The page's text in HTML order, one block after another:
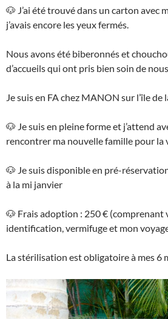
🐶 J’ai été trouvé dans un carton avec
j’avais encore les yeux fermés.
Nous avons été biberonnés et
d’accueils qui ont pris bien soin de
Je suis en FA chez MANON sur l’île de
🐶 Je suis en pleine forme et j’attend
rencontrer ma nouvelle famille pour la
🐶 Je suis disponible en pré-
à la mi janvier
🐶 Frais adoption : 250 € (comprenant
identification, vermifuge et mon
La stérilisation est obligatoire à mes 6